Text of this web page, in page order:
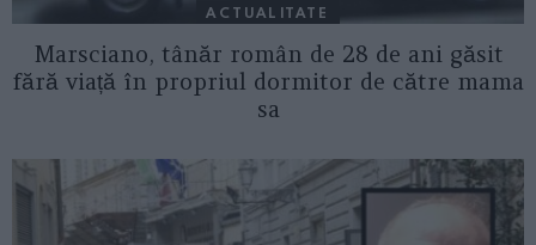
ACTUALITATE
Marsciano, tânăr român de 28 de ani găsit
fără viață în propriul dormitor de către mama
sa